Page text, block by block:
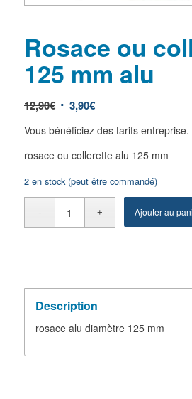
Rosace ou
125 mm alu
12,90€ 3,90€
Vous bénéficiez des tarifs entreprise.
rosace ou collerette alu 125 mm
2 en stock (peut être commandé)
Ajouter au
Description
rosace alu diamètre 125 mm